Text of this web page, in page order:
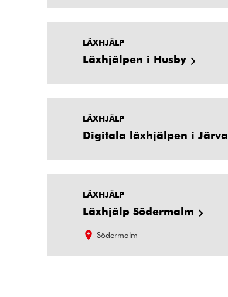
LÄXHJÄLP
Läxhjälpen i Husby
LÄXHJÄLP
Digitala läxhjälpen i Järva
LÄXHJÄLP
Läxhjälp Södermalm
Södermalm